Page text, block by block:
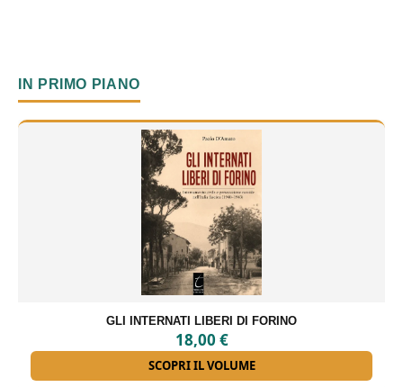
IN PRIMO PIANO
GLI INTERNATI LIBERI DI FORINO
18,00 €
SCOPRI IL VOLUME